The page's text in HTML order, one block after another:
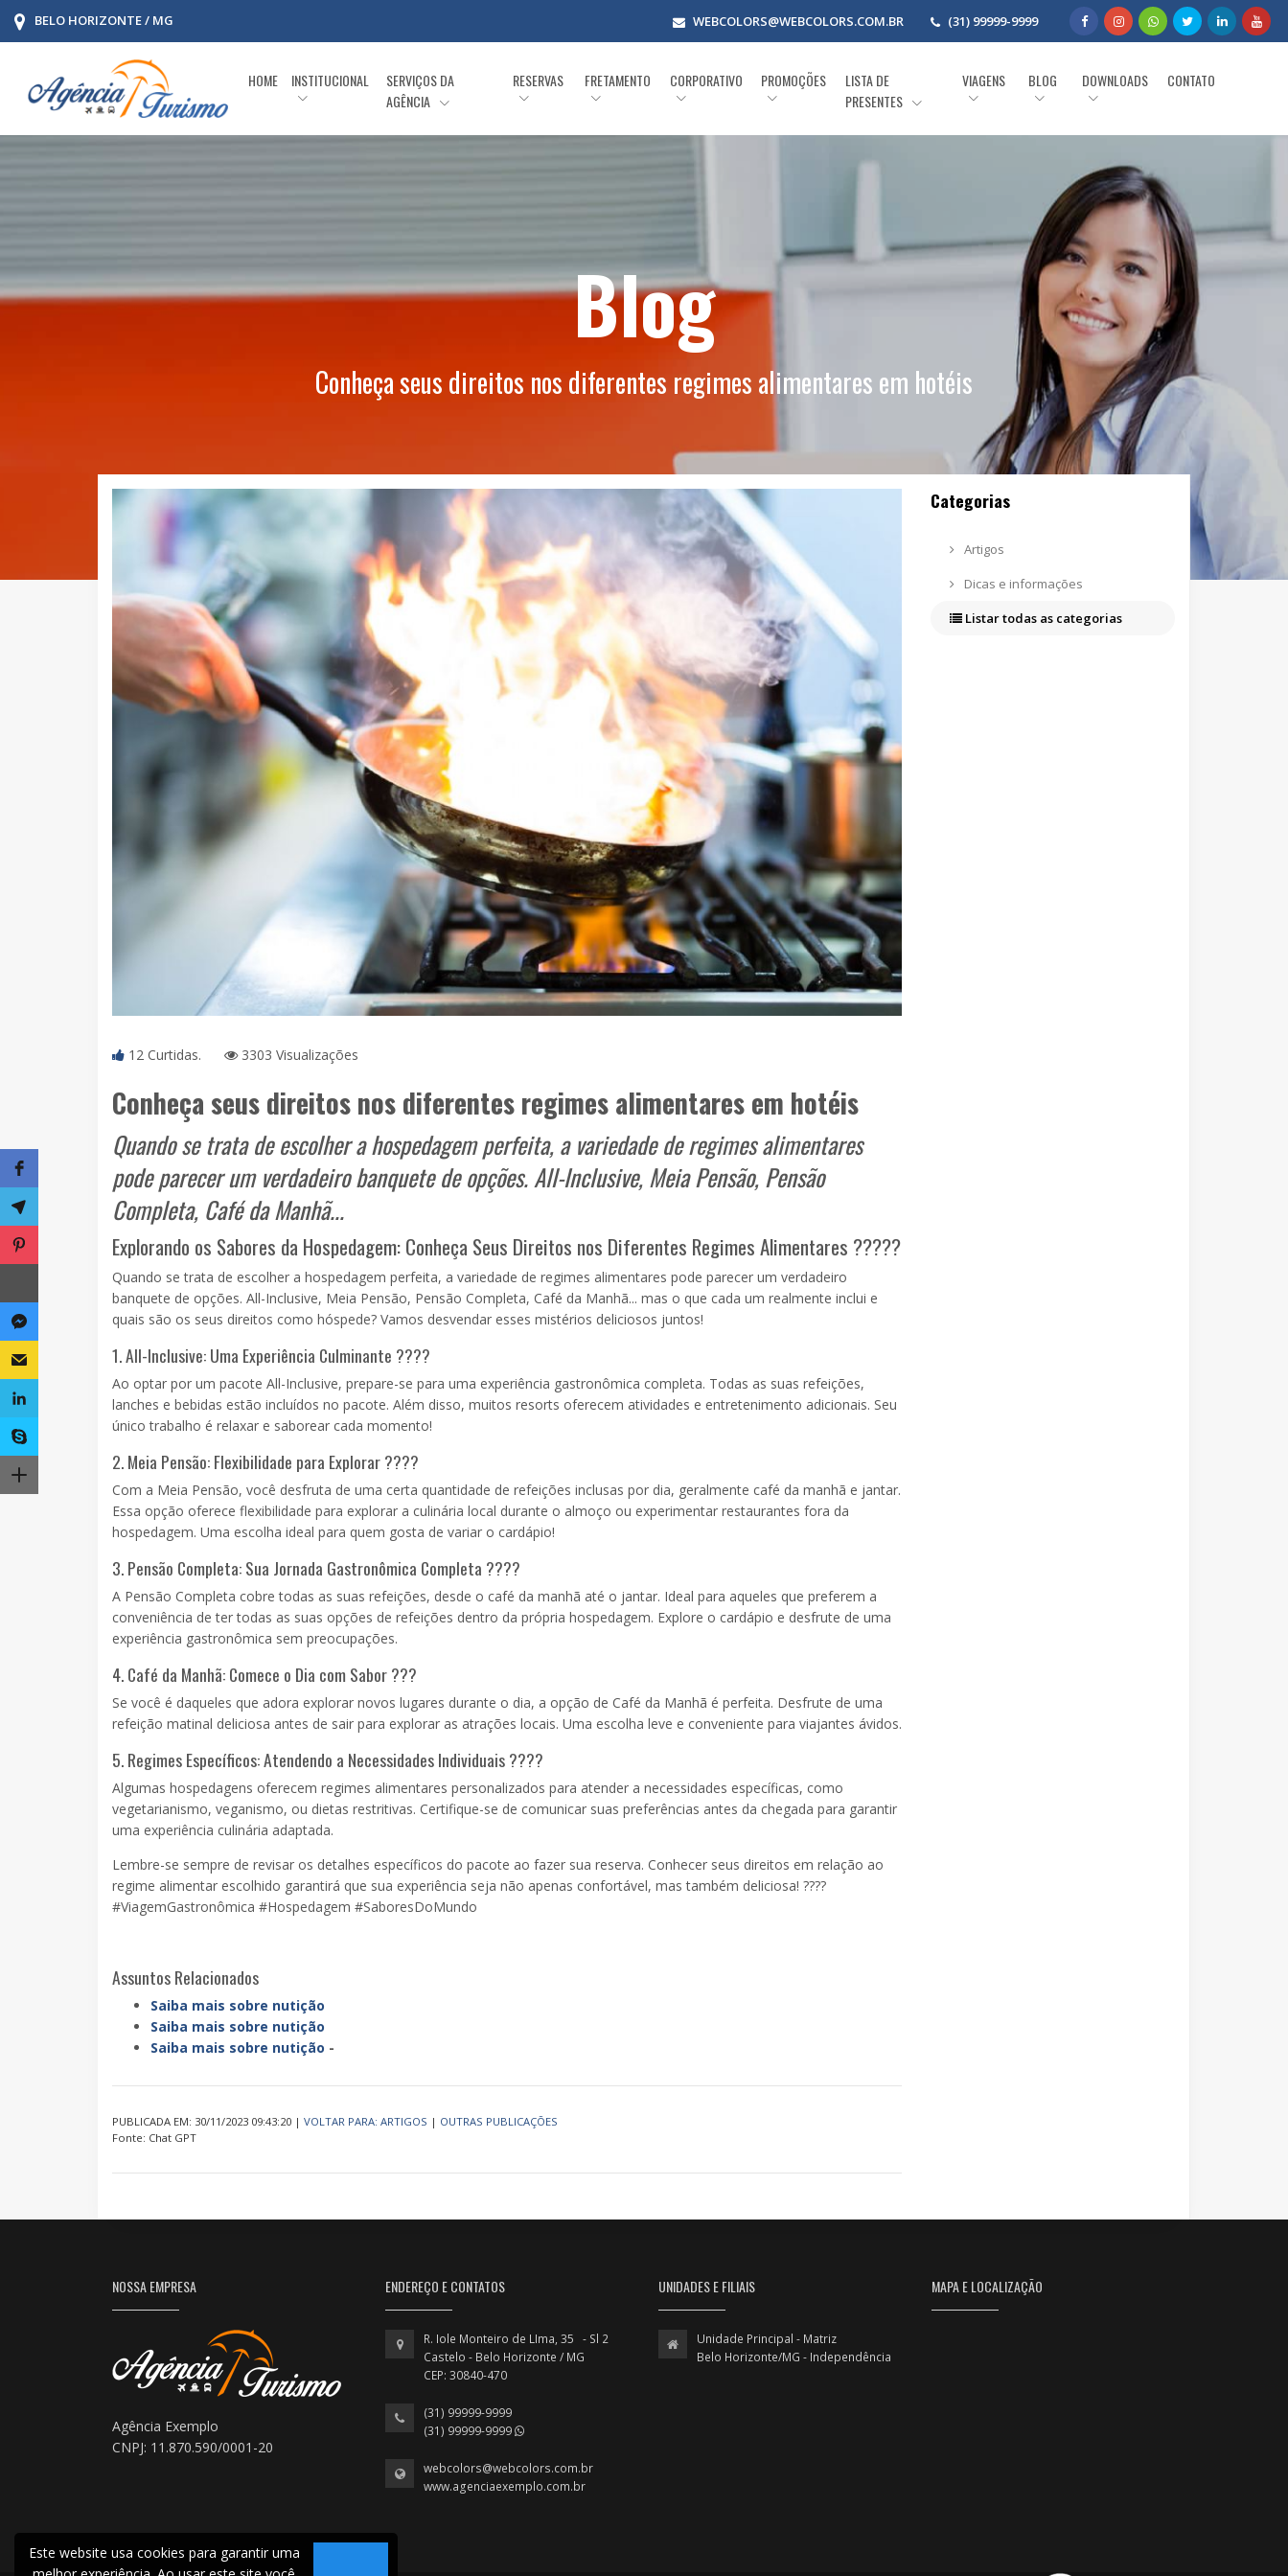
BELO HORIZONTE / MG WEBCOLORS@WEBCOLORS.COM.BR (31) 99999-9999
HOME INSTITUCIONAL
SERVIÇOS DA
AGÊNCIA
RESERVAS FRETAMENTO CORPORATIVO PROMOÇÕES
LISTA DE
PRESENTES
VIAGENS BLOG DOWNLOADS CONTATO
Blog
Conheça seus direitos nos diferentes regimes alimentares em hotéis
12 Curtidas. 3303 Visualizações
Conheça seus direitos nos diferentes regimes alimentares em hotéis
Quando se trata de escolher a hospedagem perfeita, a variedade de regimes alimentares
pode parecer um verdadeiro banquete de opções. All-Inclusive, Meia Pensão, Pensão
Completa, Café da Manhã...
Explorando os Sabores da Hospedagem: Conheça Seus Direitos nos Diferentes Regimes Alimentares ?????
Quando se trata de escolher a hospedagem perfeita, a variedade de regimes alimentares pode parecer um verdadeiro
banquete de opções. All-Inclusive, Meia Pensão, Pensão Completa, Café da Manhã... mas o que cada um realmente inclui e
quais são os seus direitos como hóspede? Vamos desvendar esses mistérios deliciosos juntos!
1. All-Inclusive: Uma Experiência Culminante ????
Ao optar por um pacote All-Inclusive, prepare-se para uma experiência gastronômica completa. Todas as suas refeições,
lanches e bebidas estão incluídos no pacote. Além disso, muitos resorts oferecem atividades e entretenimento adicionais. Seu
único trabalho é relaxar e saborear cada momento!
2. Meia Pensão: Flexibilidade para Explorar ????
Com a Meia Pensão, você desfruta de uma certa quantidade de refeições inclusas por dia, geralmente café da manhã e jantar.
Essa opção oferece flexibilidade para explorar a culinária local durante o almoço ou experimentar restaurantes fora da
hospedagem. Uma escolha ideal para quem gosta de variar o cardápio!
3. Pensão Completa: Sua Jornada Gastronômica Completa ????
A Pensão Completa cobre todas as suas refeições, desde o café da manhã até o jantar. Ideal para aqueles que preferem a
conveniência de ter todas as suas opções de refeições dentro da própria hospedagem. Explore o cardápio e desfrute de uma
experiência gastronômica sem preocupações.
4. Café da Manhã: Comece o Dia com Sabor ???
Se você é daqueles que adora explorar novos lugares durante o dia, a opção de Café da Manhã é perfeita. Desfrute de uma
refeição matinal deliciosa antes de sair para explorar as atrações locais. Uma escolha leve e conveniente para viajantes ávidos.
5. Regimes Específicos: Atendendo a Necessidades Individuais ????
Algumas hospedagens oferecem regimes alimentares personalizados para atender a necessidades específicas, como
vegetarianismo, veganismo, ou dietas restritivas. Certifique-se de comunicar suas preferências antes da chegada para garantir
uma experiência culinária adaptada.
Lembre-se sempre de revisar os detalhes específicos do pacote ao fazer sua reserva. Conhecer seus direitos em relação ao
regime alimentar escolhido garantirá que sua experiência seja não apenas confortável, mas também deliciosa! ????
#ViagemGastronômica #Hospedagem #SaboresDoMundo
Assuntos Relacionados
Saiba mais sobre nutição
Saiba mais sobre nutição
Saiba mais sobre nutição -
PUBLICADA EM: 30/11/2023 09:43:20 | VOLTAR PARA: ARTIGOS | OUTRAS PUBLICAÇÕES
Fonte: Chat GPT
Categorias
Artigos
Dicas e informações
Listar todas as categorias
NOSSA EMPRESA
Agência Exemplo
CNPJ: 11.870.590/0001-20
ENDEREÇO E CONTATOS
R. Iole Monteiro de LIma, 35 - Sl 2
Castelo - Belo Horizonte / MG
CEP: 30840-470
(31) 99999-9999
(31) 99999-9999
webcolors@webcolors.com.br
www.agenciaexemplo.com.br
UNIDADES E FILIAIS
Unidade Principal - Matriz
Belo Horizonte/MG - Independência
MAPA E LOCALIZAÇÃO
Este website usa cookies para garantir uma